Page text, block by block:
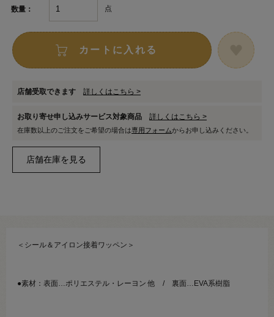
数量： 点
カートに入れる
店舗受取できます 詳しくはこちら >
お取り寄せ申し込みサービス対象商品 詳しくはこちら >
在庫数以上のご注文をご希望の場合は専用フォームからお申し込みください。
＜シール＆アイロン接着ワッペン＞
●素材：表面…ポリエステル・レーヨン 他 / 裏面…EVA系樹脂